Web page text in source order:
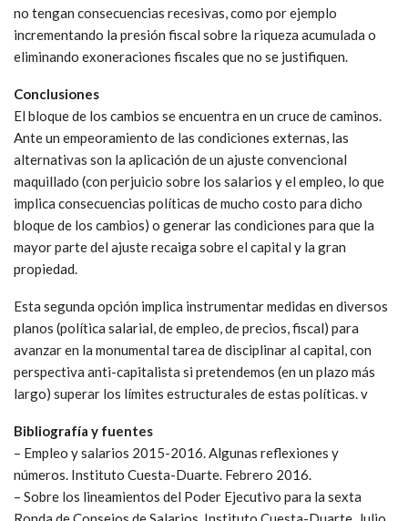
no tengan consecuencias recesivas, como por ejemplo
incrementando la presión fiscal sobre la riqueza acumulada o
eliminando exoneraciones fiscales que no se justifiquen.
Conclusiones
El bloque de los cambios se encuentra en un cruce de caminos.
Ante un empeoramiento de las condiciones externas, las
alternativas son la aplicación de un ajuste convencional
maquillado (con perjuicio sobre los salarios y el empleo, lo que
implica consecuencias políticas de mucho costo para dicho
bloque de los cambios) o generar las condiciones para que la
mayor parte del ajuste recaiga sobre el capital y la gran
propiedad.
Esta segunda opción implica instrumentar medidas en diversos
planos (política salarial, de empleo, de precios, fiscal) para
avanzar en la monumental tarea de disciplinar al capital, con
perspectiva anti-capitalista si pretendemos (en un plazo más
largo) superar los límites estructurales de estas políticas. v
Bibliografía y fuentes
– Empleo y salarios 2015-2016. Algunas reflexiones y
números. Instituto Cuesta-Duarte. Febrero 2016.
– Sobre los lineamientos del Poder Ejecutivo para la sexta